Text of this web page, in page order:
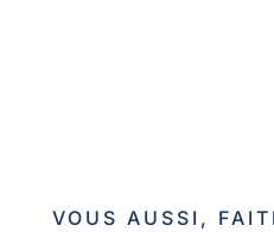
VOUS AUSSI,